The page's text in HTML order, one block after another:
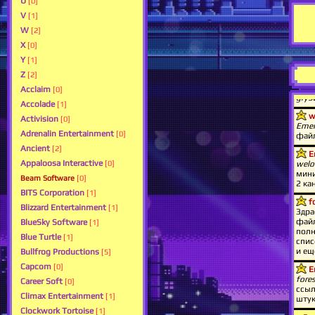
V [1]
W [2]
X [0]
Y [1]
Z [2]
Acclaim [0]
Accolade [1]
Activision [0]
Adrenalin Entertainment [0]
Ancient [2]
Appaloosa Interactive [0]
Beam Software [0]
BITS Corporation [1]
Blizzard Entertainment [1]
BlueSky Software [1]
Blue Turtle [1]
Bullfrog Productions [5]
Capcom [0]
Career Soft [0]
Climax Entertainment [1]
Clockwork Tortoise [1]